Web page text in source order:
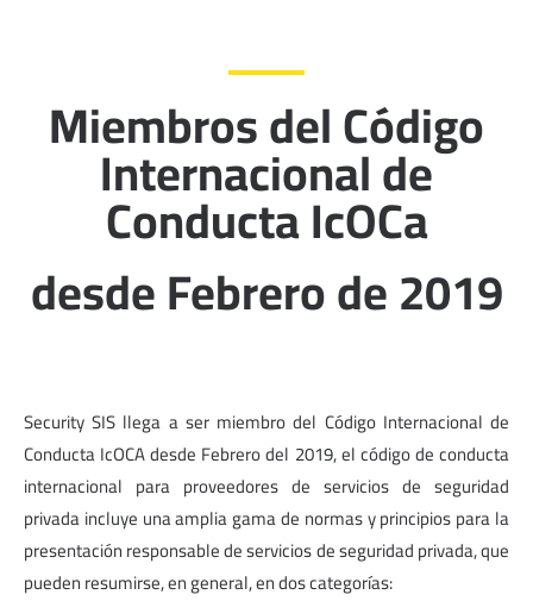
Miembros del Código
Internacional de
Conducta IcOCa
desde Febrero de 2019
Security SIS llega a ser miembro del Código Internacional de
Conducta IcOCA desde Febrero del 2019, el código de conducta
internacional para proveedores de servicios de seguridad
privada incluye una amplia gama de normas y principios para la
presentación responsable de servicios de seguridad privada, que
pueden resumirse, en general, en dos categorías: